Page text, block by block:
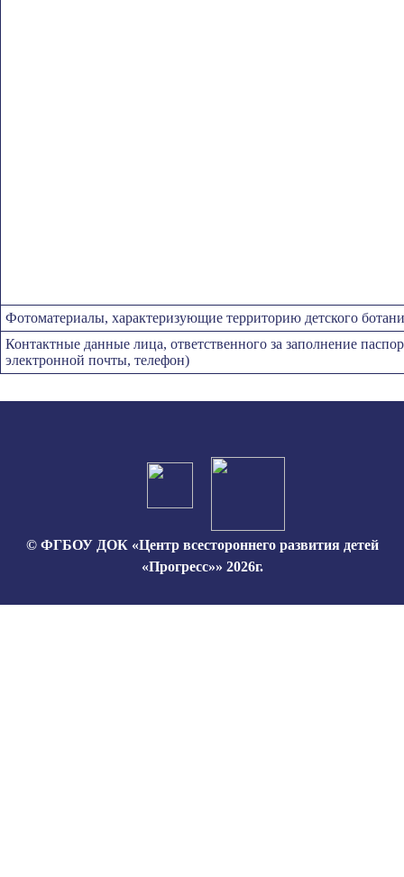
Фотоматериалы, характеризующие территорию детского
Контактные данные лица, ответственного за заполнение
электронной почты, телефон)
© ФГБОУ ДОК «Центр всестороннего развития детей
«Прогресс»» 2026г.